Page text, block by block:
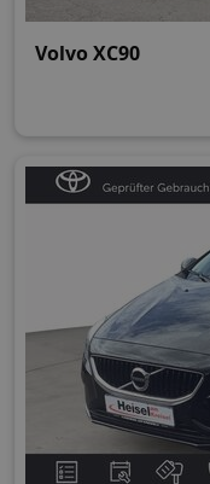
Volvo XC90